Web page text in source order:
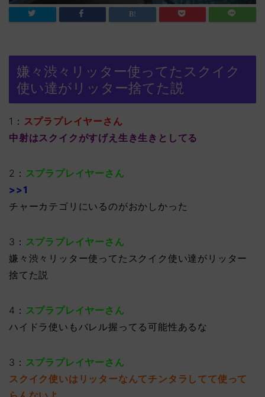
嫌々渋々リッター使ってたスクイク
使い達がリッター捨てた説
1： スプラプレイヤーさん
中射はスクイクがすげえ生き生きとしてる
2： スプラプレイヤーさん
>>1
チャーカテゴリにいるのがおかしかった
3： スプラプレイヤーさん
嫌々渋々リッター使ってたスクイク使い達がリッター
捨てた説
4： スプラプレイヤーさん
ハイドラ使いもバレル握ってる可能性あるな
3： スプラプレイヤーさん
スクイク使いはリッターなんてチンタラしてて使って